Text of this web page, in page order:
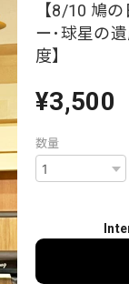
【8/10 鳩
ー･球星の
度】
¥3,500
数量